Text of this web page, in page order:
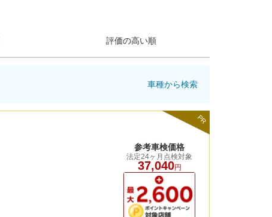
評価の高い順
車種から検索
PR
参考車検価格
法定24ヶ月点検対象
37,040円